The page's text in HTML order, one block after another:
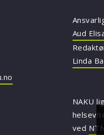
Aud
Linda
NAKU
ved